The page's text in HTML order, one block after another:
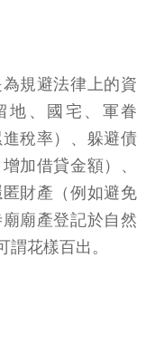
規避法律上的資
地、國宅、軍眷
稅率）、躲避債
加借貸金額）、
財產（例如避免
廟產登記於自然
花樣百出。